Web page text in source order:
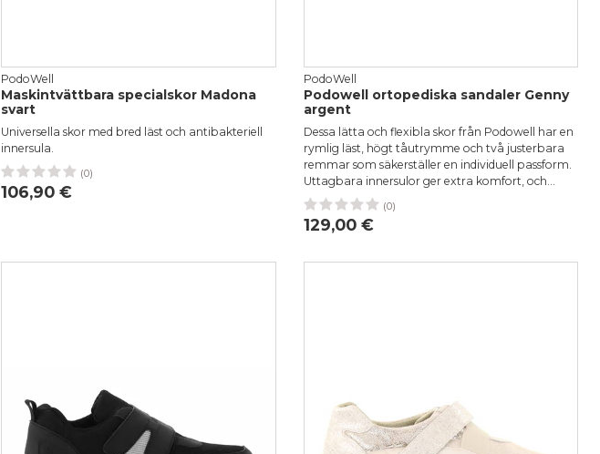
PodoWell
Maskintvättbara specialskor Madona
svart
Universella skor med bred läst och antibakteriell
innersula.
36
37 38
(0)
106,90 €
PodoWell
Podowell ortopediska sandaler Genny
argent
Dessa lätta och flexibla skor från Podowell har en
rymlig läst, högt tåutrymme och två justerbara
remmar som säkerställer en individuell passform.
Uttagbara innersulor ger extra komfort, och...
36
38 (0)
129,00 €